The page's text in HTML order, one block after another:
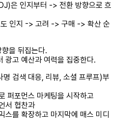
은 인지부터 -> 전환 방향으로 흐
인지 -> 고려 -> 구매 -> 확산 순
을 뒤집는다.
광고 예산과 여력을 집중한다.
검색 대응, 리뷰, 소셜 프루프)부
퍼포먼스 마케팅을 시작하고
서 협찬과
스를 확장하고 마지막에 매스 미디